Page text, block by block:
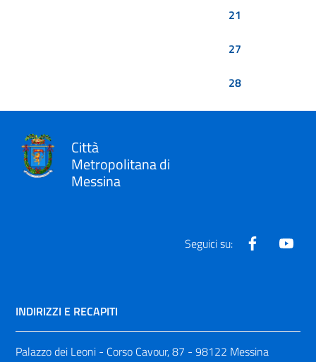
21
27
28
Città
Metropolitana di
Messina
Seguici su: Facebook
INDIRIZZI E RECAPITI
Palazzo dei Leoni - Corso Cavour, 87 - 98122 Messina